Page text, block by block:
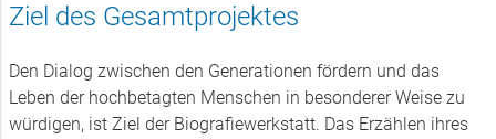
Ziel des Gesamtprojektes
Den Dialog zwischen den Generationen fördern und das
Leben der hochbetagten Menschen in besonderer Weise zu
würdigen, ist Ziel der Biografiewerkstatt. Das Erzählen ihres